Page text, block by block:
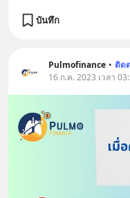
บันทึก
Pulmofinance • ติด
16 ก.ค. 2023 เวลา